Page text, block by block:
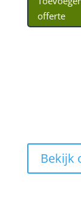
offerte
Bekijk